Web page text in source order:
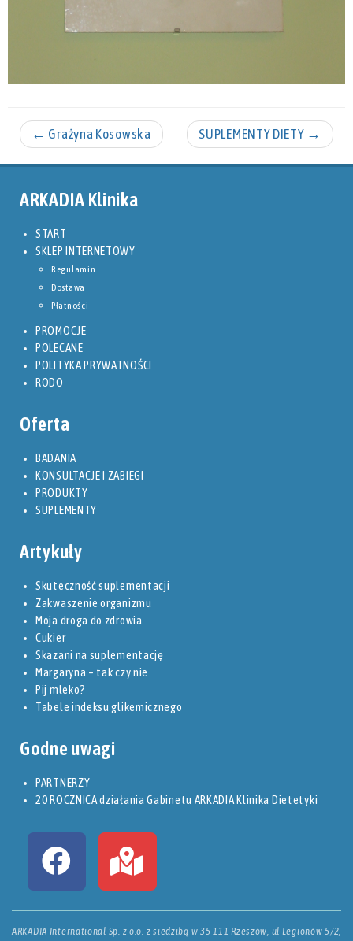
← Grażyna Kosowska SUPLEMENTY DIETY →
ARKADIA Klinika
START
SKLEP INTERNETOWY
Regulamin
Dostawa
Płatności
PROMOCJE
POLECANE
POLITYKA PRYWATNOŚCI
RODO
Oferta
BADANIA
KONSULTACJE I ZABIEGI
PRODUKTY
SUPLEMENTY
Artykuły
Skuteczność suplementacji
Zakwaszenie organizmu
Moja droga do zdrowia
Cukier
Skazani na suplementację
Margaryna – tak czy nie
Pij mleko?
Tabele indeksu glikemicznego
Godne uwagi
PARTNERZY
20 ROCZNICA działania Gabinetu ARKADIA Klinika Dietetyki
ARKADIA International Sp. z o.o. z siedzibą w 35-111 Rzeszów, ul Legionów 5/2,